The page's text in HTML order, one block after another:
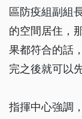
區防疫組副組
的空間居住，
果都符合的話
完之後就可以
指揮中心強調